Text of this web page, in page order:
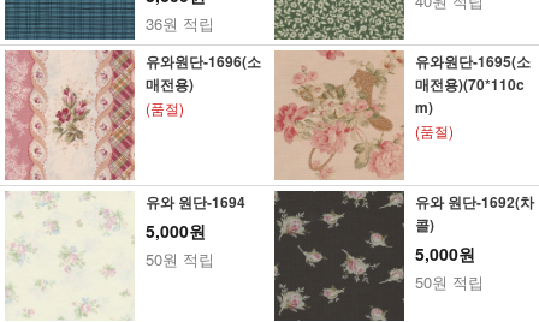
36원 적립
유와원단-1696(소
매전용)
(품절)
유와원단-1695(소
매전용)(70*110c
m)
(품절)
유와 원단-1694
5,000원
50원 적립
유와 원단-1692(차
콜)
5,000원
50원 적립